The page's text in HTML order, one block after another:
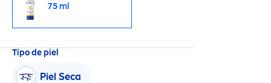
75 ml
Tipo de piel
Piel Seca